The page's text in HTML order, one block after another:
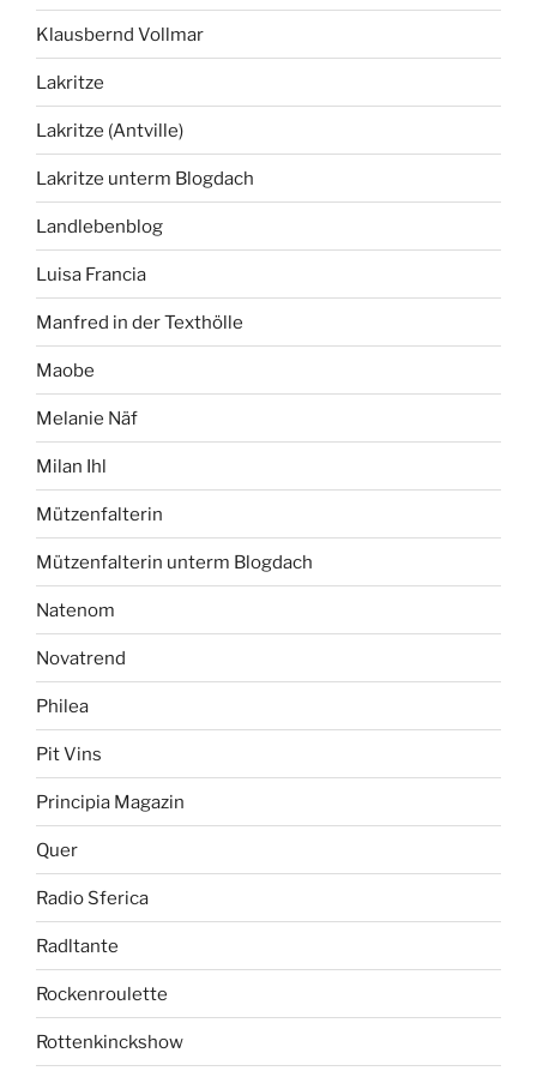
Klausbernd Vollmar
Lakritze
Lakritze (Antville)
Lakritze unterm Blogdach
Landlebenblog
Luisa Francia
Manfred in der Texthölle
Maobe
Melanie Näf
Milan Ihl
Mützenfalterin
Mützenfalterin unterm Blogdach
Natenom
Novatrend
Philea
Pit Vins
Principia Magazin
Quer
Radio Sferica
Radltante
Rockenroulette
Rottenkinckshow